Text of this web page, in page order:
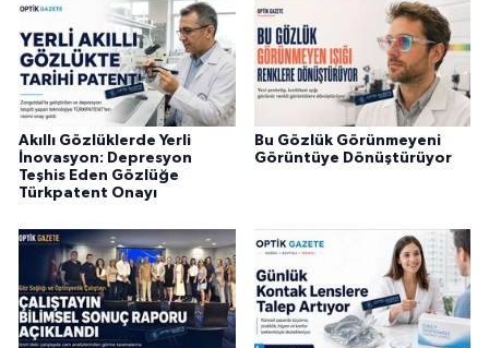
Akıllı Gözlüklerde Yerli
İnovasyon: Depresyon
Teşhis Eden Gözlüğe
Türkpatent Onayı
Bu Gözlük Görünmeyeni
Görüntüye Dönüştürüyor